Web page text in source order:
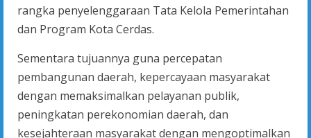
rangka penyelenggaraan Tata Kelola Pemerintahan
dan Program Kota Cerdas.
Sementara tujuannya guna percepatan
pembangunan daerah, kepercayaan masyarakat
dengan memaksimalkan pelayanan publik,
peningkatan perekonomian daerah, dan
kesejahteraan masyarakat dengan mengoptimalkan